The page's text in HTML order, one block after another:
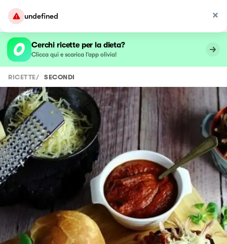
undefined
Cerchi ricette per la dieta?
Clicca qui e scarica l’app olivia!
RICETTE/ SECONDI